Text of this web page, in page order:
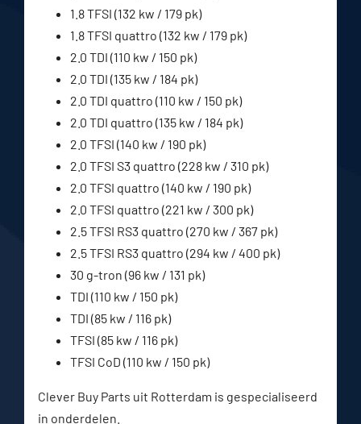
1.8 TFSI (132 kw / 179 pk)
1.8 TFSI quattro (132 kw / 179 pk)
2.0 TDI (110 kw / 150 pk)
2.0 TDI (135 kw / 184 pk)
2.0 TDI quattro (110 kw / 150 pk)
2.0 TDI quattro (135 kw / 184 pk)
2.0 TFSI (140 kw / 190 pk)
2.0 TFSI S3 quattro (228 kw / 310 pk)
2.0 TFSI quattro (140 kw / 190 pk)
2.0 TFSI quattro (221 kw / 300 pk)
2.5 TFSI RS3 quattro (270 kw / 367 pk)
2.5 TFSI RS3 quattro (294 kw / 400 pk)
30 g-tron (96 kw / 131 pk)
TDI (110 kw / 150 pk)
TDI (85 kw / 116 pk)
TFSI (85 kw / 116 pk)
TFSI CoD (110 kw / 150 pk)
Clever Buy Parts uit Rotterdam is gespecialiseerd
in onderdelen.